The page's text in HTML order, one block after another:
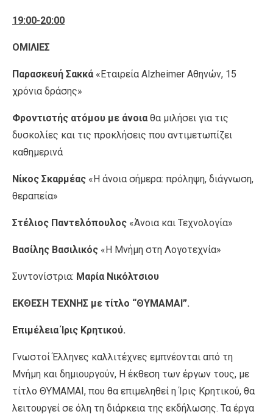
19:00-20:00
ΟΜΙΛΙΕΣ
Παρασκευή Σακκά «Εταιρεία Alzheimer Αθηνών, 15
χρόνια δράσης»
Φροντιστής ατόμου με άνοια θα μιλήσει για τις
δυσκολίες και τις προκλήσεις που αντιμετωπίζει
καθημερινά
Νίκος Σκαρμέας «Η άνοια σήμερα: πρόληψη, διάγνωση,
θεραπεία»
Στέλιος Παντελόπουλος «Άνοια και Τεχνολογία»
Βασίλης Βασιλικός «Η Μνήμη στη Λογοτεχνία»
Συντονίστρια: Μαρία Νικόλτσιου
ΕΚΘΕΣΗ ΤΕΧΝΗΣ με τίτλο “ΘΥΜΑΜΑΙ”.
Επιμέλεια Ίρις Κρητικού.
Γνωστοί Έλληνες καλλιτέχνες εμπνέονται από τη
Μνήμη και δημιουργούν, Η έκθεση των έργων τους, με
τίτλο ΘΥΜΑΜΑΙ, που θα επιμεληθεί η Ίρις Κρητικού, θα
λειτουργεί σε όλη τη διάρκεια της εκδήλωσης. Τα έργα